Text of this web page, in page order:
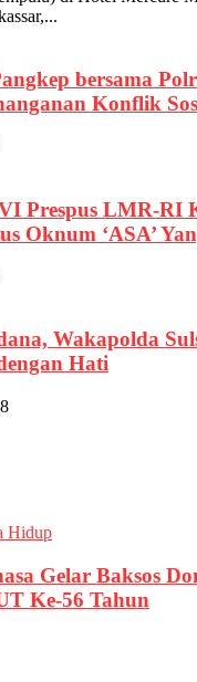
bersama
Konflik
Prespus LMR-RI
Oknum ‘ASA’
Wakapolda
Hati
Hidup
Gelar Baksos
Ke-56 Tahun